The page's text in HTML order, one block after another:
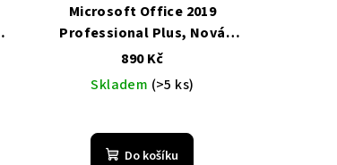
Microsoft Office 2019
Professional Plus, Nová
elektronická licence,
Multilingual
Levně, Doprava
zdarma
890 Kč
Skladem (>5 ks)
Do košíku